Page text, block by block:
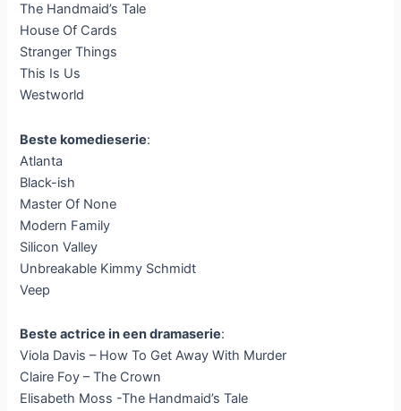
The Handmaid’s Tale
House Of Cards
Stranger Things
This Is Us
Westworld
Beste komedieserie:
Atlanta
Black-ish
Master Of None
Modern Family
Silicon Valley
Unbreakable Kimmy Schmidt
Veep
Beste actrice in een dramaserie:
Viola Davis – How To Get Away With Murder
Claire Foy – The Crown
Elisabeth Moss -The Handmaid’s Tale